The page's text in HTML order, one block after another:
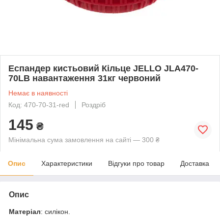
Еспандер кистьовий Кільце JELLO JLA470-
70LB навантаження 31кг червоний
Немає в наявності
Код: 470-70-31-red
Роздріб
145 ₴
Мінімальна сума замовлення на сайті — 300 ₴
Опис Характеристики Відгуки про товар Доставка
Опис
Матеріал: силікон.